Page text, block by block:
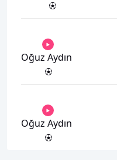
Oğuz Aydın
Oğuz Aydın